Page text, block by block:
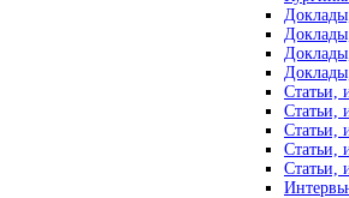
Статьи,
Статьи,
Статьи,
Статьи,
Статьи,